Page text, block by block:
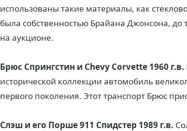
использованы такие материалы, как
была собственностью Брайана Джонсона, до
на аукционе.
Брюс Спрингстин и Chevy Corvette 1960 г.в.
исторической коллекции автомобиль
первого поколения. Этот транспорт Брюс
Слэш и его Порше 911 Спидстер 1989 г.в.